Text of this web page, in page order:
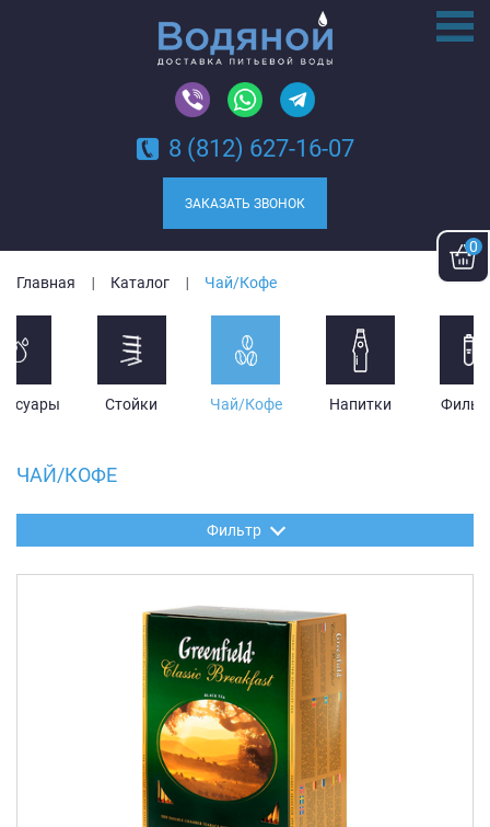
0
8 (812) 627-16-07
ЗАКАЗАТЬ ЗВОНОК
Главная Каталог Чай/Кофе
ЧАЙ/КОФЕ
Стойки Чай/Кофе Напитки
Фильтр